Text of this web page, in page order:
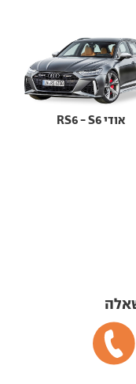
אודי RS6 - S6